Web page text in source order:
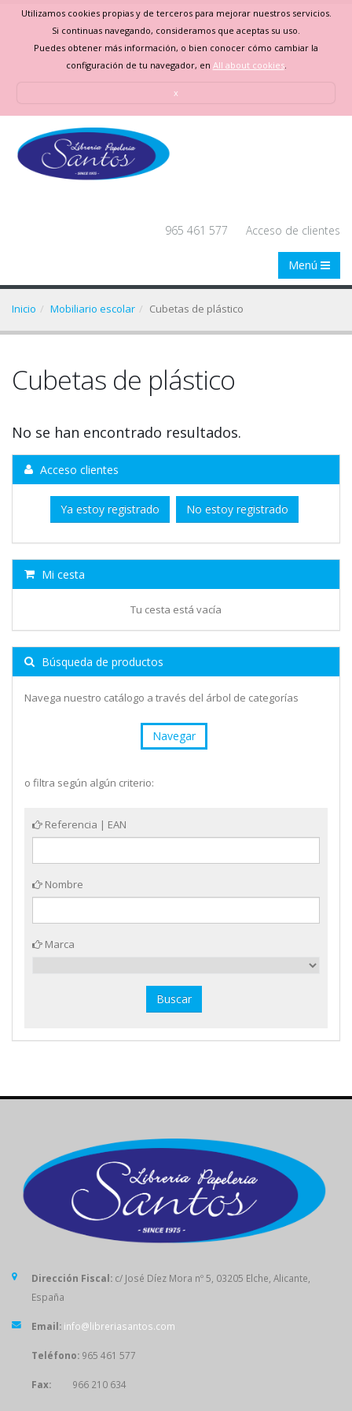
Utilizamos cookies propias y de terceros para mejorar nuestros servicios.
Si continuas navegando, consideramos que aceptas su uso.
Puedes obtener más información, o bien conocer cómo cambiar la
configuración de tu navegador, en All about cookies.
x
965 461 577 Acceso de clientes
Menú
Inicio Mobiliario escolar Cubetas de plástico
Cubetas de plástico
No se han encontrado resultados.
Acceso clientes
Ya estoy registrado No estoy registrado
Mi cesta
Tu cesta está vacía
Búsqueda de productos
Navega nuestro catálogo a través del árbol de categorías
Navegar
o filtra según algún criterio:
Referencia | EAN
Nombre
Marca
Dirección Fiscal: c/ José Díez Mora nº 5, 03205 Elche, Alicante,
España
Email: info@libreriasantos.com
Teléfono: 965 461 577
Fax: 966 210 634